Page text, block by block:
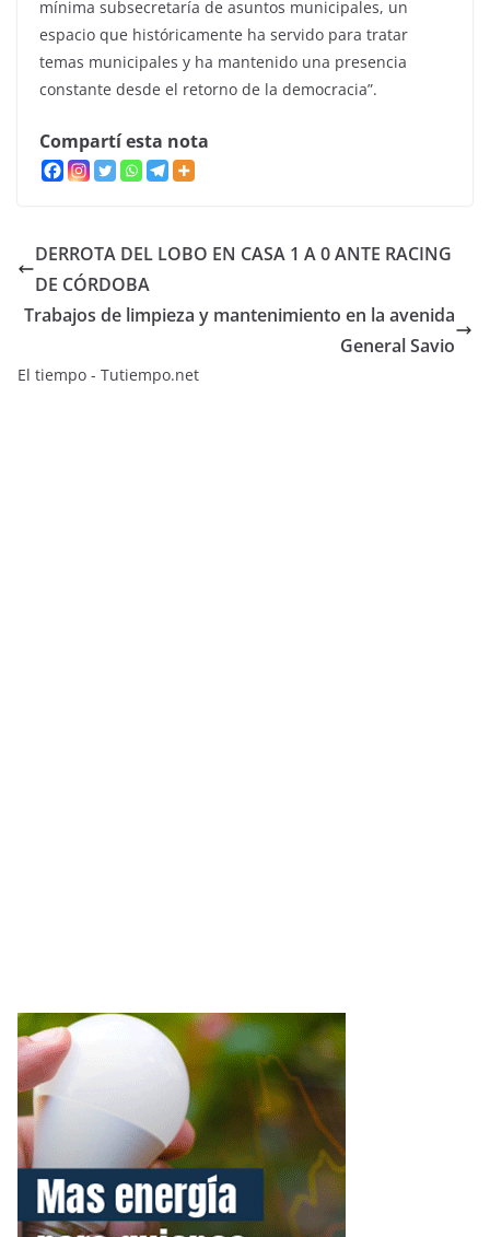
mínima subsecretaría de asuntos municipales, un
espacio que históricamente ha servido para tratar
temas municipales y ha mantenido una presencia
constante desde el retorno de la democracia”.
Compartí esta nota
DERROTA DEL LOBO EN CASA 1 A 0 ANTE RACING
DE CÓRDOBA
Trabajos de limpieza y mantenimiento en la avenida
General Savio
El tiempo - Tutiempo.net